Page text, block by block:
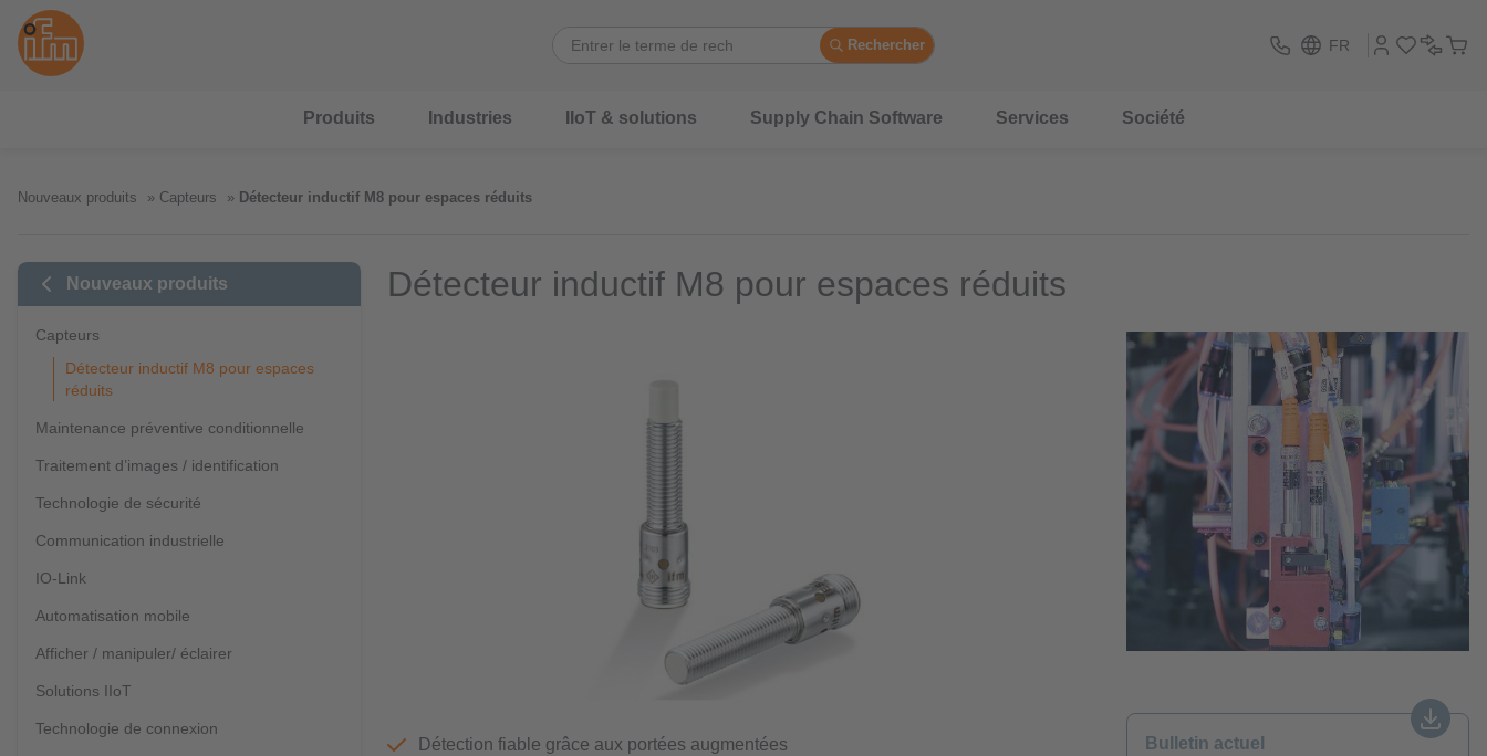
Rechercher FR
Produits Industries IIoT & solutions Supply Chain Software Services Société
Nouveaux produits Capteurs Détecteur inductif M8 pour espaces réduits
Nouveaux produits
Capteurs
Détecteur inductif M8 pour espaces
réduits
Maintenance préventive conditionnelle
Traitement d’images / identification
Technologie de sécurité
Communication industrielle
IO-Link
Automatisation mobile
Afficher / manipuler/ éclairer
Solutions IIoT
Technologie de connexion
Détecteur inductif M8 pour espaces réduits
Détection fiable grâce aux portées augmentées
Bulletin actuel